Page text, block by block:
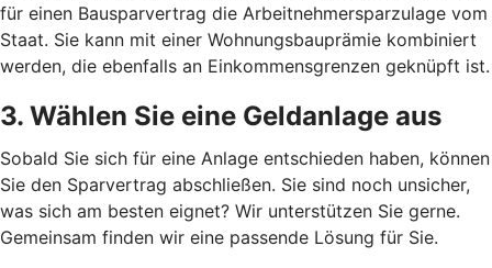
für einen Bausparvertrag die Arbeitnehmersparzulage vom
Staat. Sie kann mit einer Wohnungsbauprämie kombiniert
werden, die ebenfalls an Einkommensgrenzen geknüpft ist.
3. Wählen Sie eine Geldanlage aus
Sobald Sie sich für eine Anlage entschieden haben, können
Sie den Sparvertrag abschließen. Sie sind noch unsicher,
was sich am besten eignet? Wir unterstützen Sie gerne.
Gemeinsam finden wir eine passende Lösung für Sie.